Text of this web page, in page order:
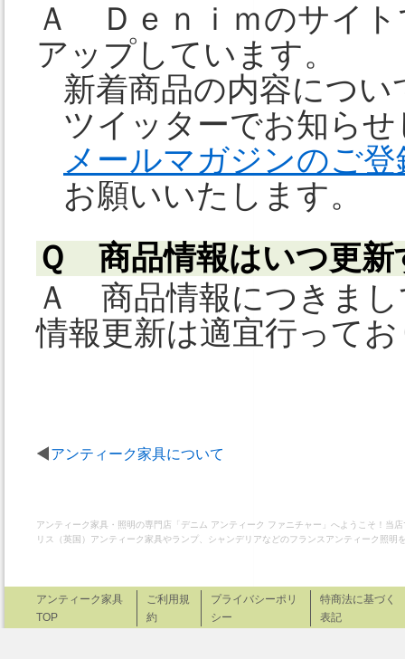
Ａ Ｄｅｎｉｍのサイト
アップしています。
新着商品の内容につ
ツイッターでお知ら
メールマガジンのご登
お願いいたします。
Ｑ 商品情報はいつ更新
Ａ 商品情報につきまし
情報更新は適宜行って
アンティーク家具について
アンティーク家具・照明の専門店「デニム アンティーク ファニチャー」へようこそ！当
リス（英国）アンティーク家具やランプ、シャンデリアなどのフランスアンティーク照明
アンティーク家具
TOP
ご利用規
約
プライバシーポリ
シー
特商法に基づく
表記